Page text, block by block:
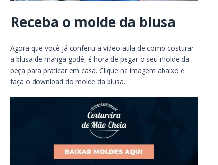
Receba o molde da blusa
Agora que você já conferiu a vídeo aula de como costurar
a blusa de manga godê, é hora de pegar o seu molde da
peça para praticar em casa. Clique na imagem abaixo e
faça o download do molde da blusa.